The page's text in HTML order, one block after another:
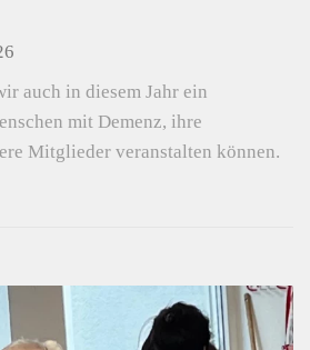
auch in diesem Jahr ein
mit Demenz, ihre
Mitglieder veranstalten können.